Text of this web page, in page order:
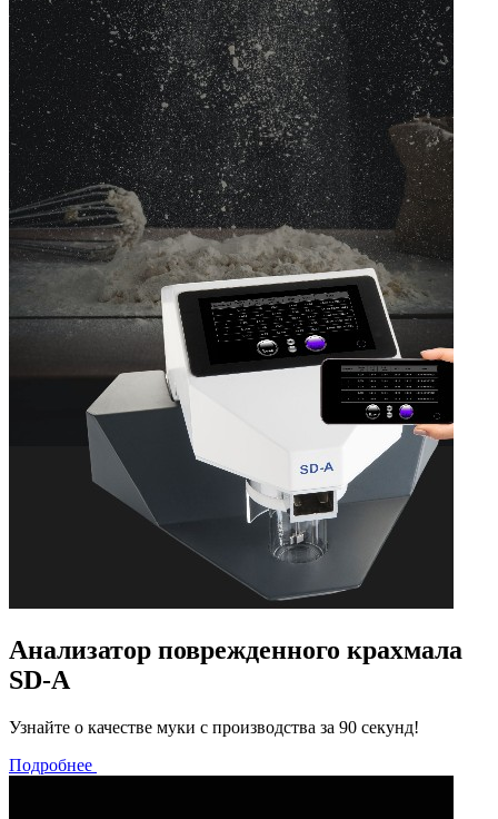
Анализатор поврежденного крахмала
SD-A
Узнайте о качестве муки с производства за 90 секунд!
Подробнее